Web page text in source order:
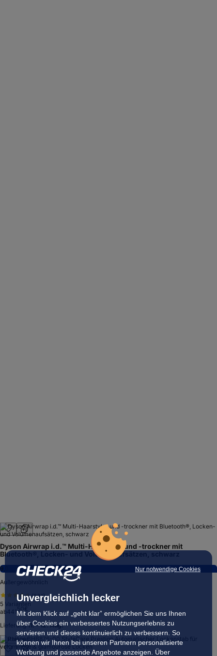
Nur notwendige Cookies
Unvergleichlich lecker
Mit dem Klick auf „geht klar” ermöglichen Sie uns Ihnen
über Cookies ein verbessertes Nutzungserlebnis zu
servieren und dieses kontinuierlich zu verbessern. So
können wir Ihnen bei unseren Partnern personalisierte
Werbung und passende Angebote anzeigen. Über
Dyson Airwrap i.d.™ Multi-Haarstyler und -trockner mit
Bluetooth®, Locken- und Volumenaufsätzen, schwarz
9,0
Außergewöhnlich
(601)
5
ab
Lieferung 11. – 12. Aug.
Testsieger